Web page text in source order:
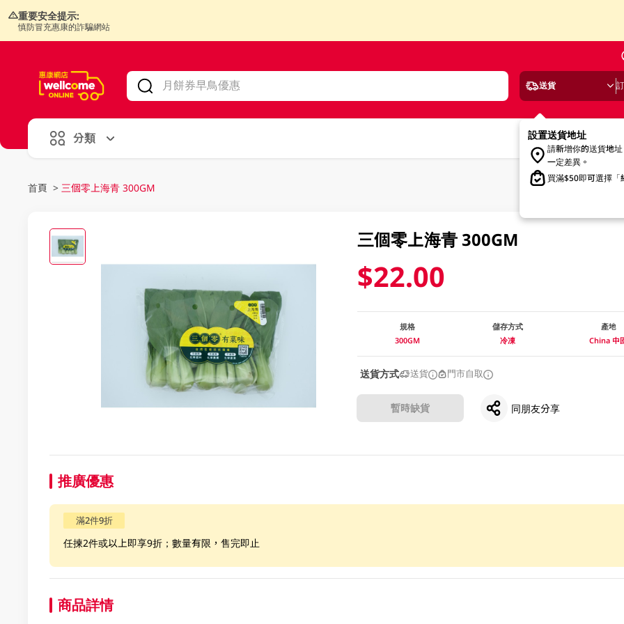
重要安全提示:
慎防冒充惠康的詐騙網站
送貨
設置送貨地址
請新增你的送貨地
一定差異。
買滿$50即可選擇「
分類
首頁 > 三個零上海青 300GM
三個零上海青 300GM
$22.00
規格
300GM
儲存方式
冷凍
產地
China 中
送貨方式 送貨 門市自取
暫時缺貨 同朋友分享
推廣優惠
滿2件9折
任揀2件或以上即享9折；數量有限，售完即止
商品詳情